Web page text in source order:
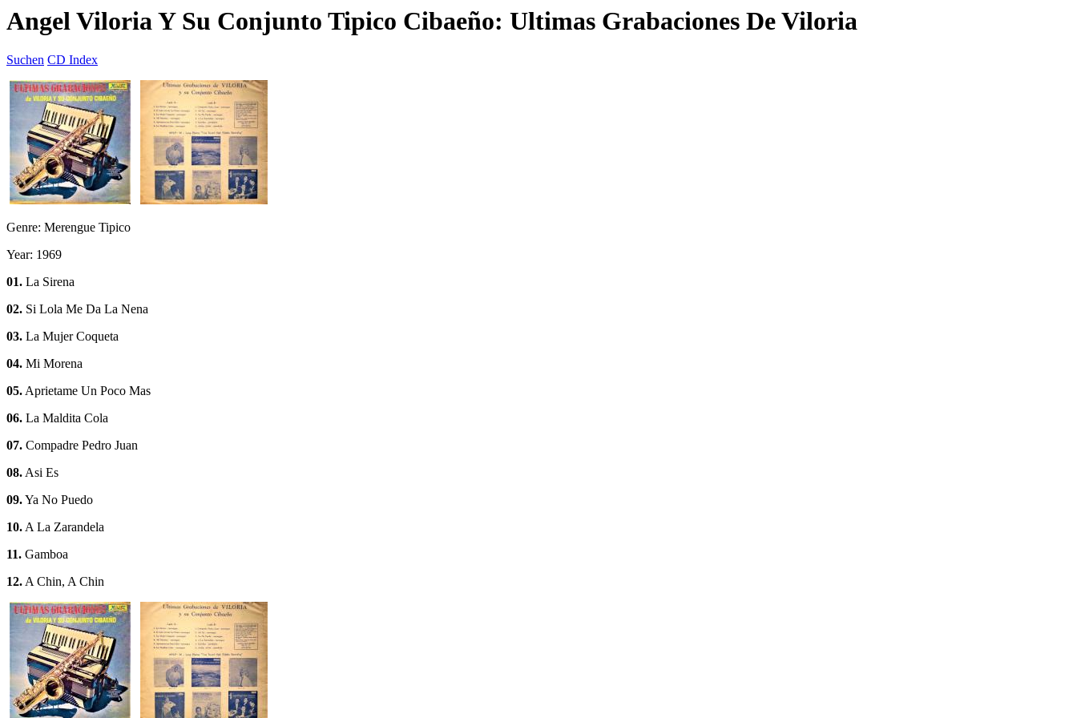
Angel Viloria Y Su Conjunto Tipico Cibaeño: Ultimas Grabaciones De Viloria
Suchen CD Index
Genre: Merengue Tipico
Year: 1969
01. La Sirena
02. Si Lola Me Da La Nena
03. La Mujer Coqueta
04. Mi Morena
05.Aprietame Un Poco Mas
06. La Maldita Cola
07. Compadre Pedro Juan
08.Asi Es
09.Ya No Puedo
10.A La Zarandela
11. Gamboa
12.A Chin, A Chin